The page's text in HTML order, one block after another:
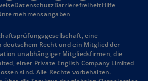
r
d
n
e
i
r
d
n
e
i
r
i
n
e
i
r
n
e
i
DatenschutzBarrierefreiheitHilfe
eine
Recht und ein Mitglied der
unabhängiger Mitgliedsfirmen, die
einer Private English Company Limited
sind. Alle Rechte vorbehalten.